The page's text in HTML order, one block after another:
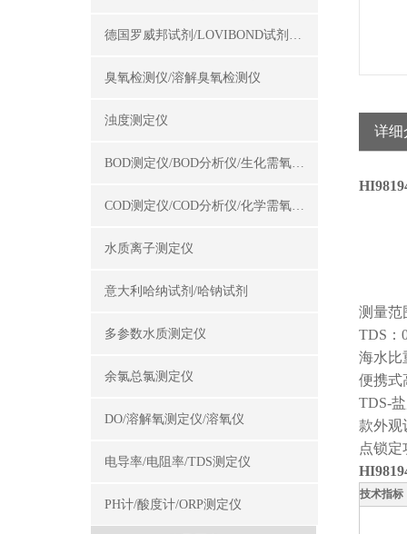
德国罗威邦试剂/LOVIBOND试剂/罗威邦试剂
臭氧检测仪/溶解臭氧检测仪
浊度测定仪
BOD测定仪/BOD分析仪/生化需氧量测定仪
COD测定仪/COD分析仪/化学需氧量测定仪
水质离子测定仪
意大利哈纳试剂/哈钠试剂
多参数水质测定仪
余氯总氯测定仪
DO/溶解氧测定仪/溶氧仪
电导率/电阻率/TDS测定仪
PH计/酸度计/ORP测定仪
详细
测量范
TDS：
海水比
便携式
TDS-
款外观
点锁
技术指标